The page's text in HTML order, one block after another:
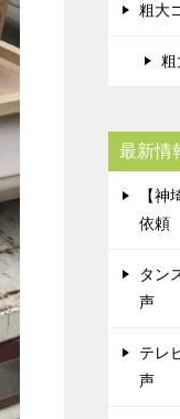
粗大
粗
最新情
【
依頼
タン
声
テレ
声